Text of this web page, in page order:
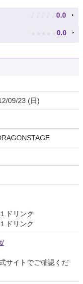
♪ ♪ ♪ ♪ ♪ 0.0
★ ★ ★ ★ ★ 0.0
09/23 (日)
ドリンク
リンク
サイトでご確認くだ